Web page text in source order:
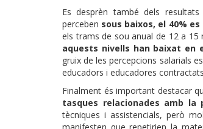
Es desprèn també dels
perceben sous baixos, el 40%
els trams de sou anual de 12 a 15
aquests nivells han baixat en
gruix de les percepcions salarials
educadors i educadores
Finalment és important destacar
tasques relacionades amb la
tècniques i assistencials, però